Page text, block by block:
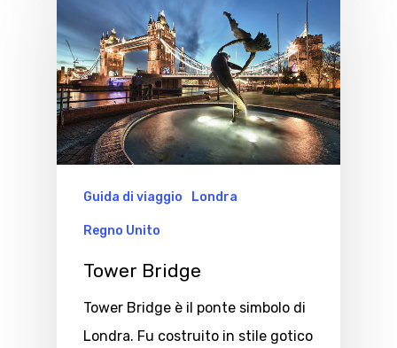
Guida di viaggio Londra
Regno Unito
Tower Bridge
Tower Bridge è il ponte simbolo di
Londra. Fu costruito in stile gotico